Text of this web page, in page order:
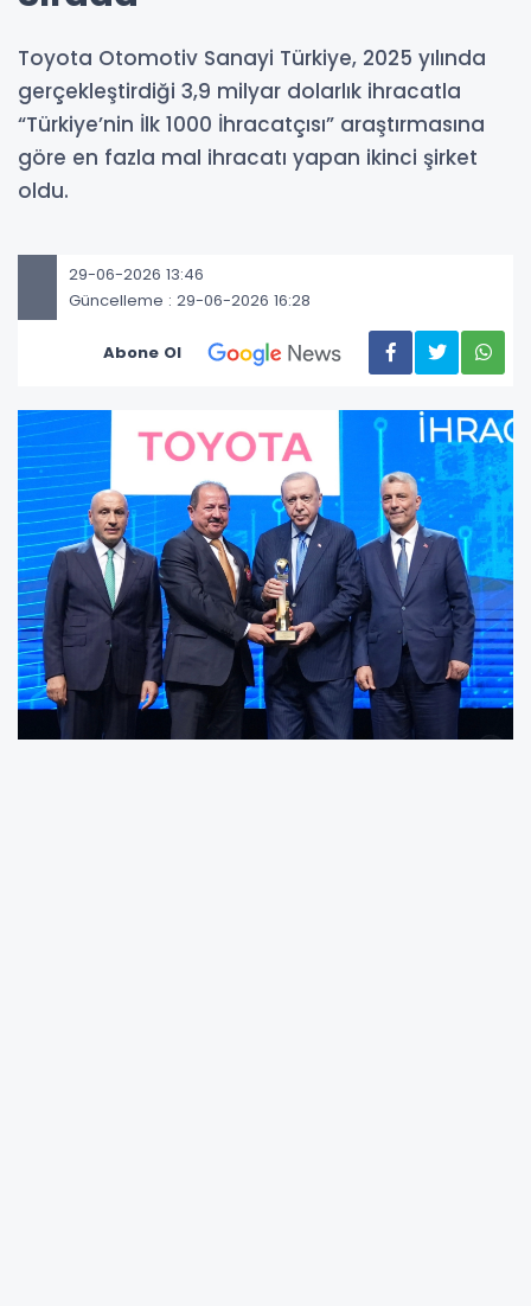
Toyota Otomotiv Sanayi Türkiye, 2025 yılında
gerçekleştirdiği 3,9 milyar dolarlık ihracatla
“Türkiye’nin İlk 1000 İhracatçısı” araştırmasına
göre en fazla mal ihracatı yapan ikinci şirket
oldu.
29-06-2026 13:46
Güncelleme : 29-06-2026 16:28
Abone Ol